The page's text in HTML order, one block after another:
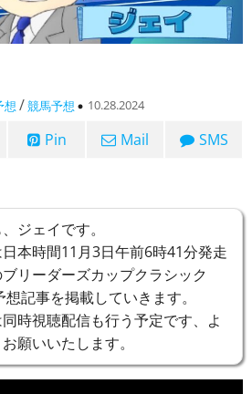
想 /競馬予想 10.28.2024
Pin Mail SMS
ジェイです。
本時間11月3日午前6時41分発走
リーダーズカップクラシック
記事を掲載していきます。
時視聴配信も行う予定です、よ
願いいたします。